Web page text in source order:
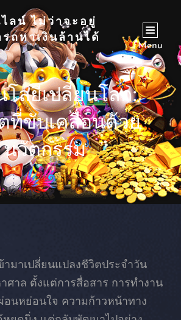
ลน์ ไม่ว่าจะอยู่
ถหาเงินล้านได้
Menu
โลยีเปลี่ยนโลก:
ที่ขับเคลื่อนด้วย
นวัตกรรม
ามาเปลี่ยนแปลงชีวิตประจำวัน
ศาล ตั้งแต่การสื่อสาร การทำงาน
อนหย่อนใจ ความก้าวหน้าทาง